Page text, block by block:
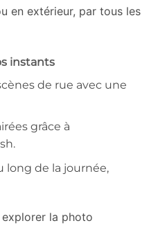
en extérieur, par tous les
instants
de rue avec une
grâce à
long de la journée,
la photo